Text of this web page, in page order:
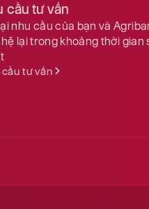
cầu tư vấn
nhu cầu của bạn và
hệ lại trong khoảng thời gian
cầu tư vấn